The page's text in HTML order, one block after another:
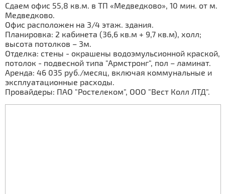
Сдаем офис 55,8 кв.м. в ТП «Медведково», 10 мин. от м.
Медведково.
Офис расположен на 3/4 этаж. здания.
Планировка: 2 кабинета (36,6 кв.м + 9,7 кв.м), холл;
высота потолков – 3м.
Отделка: стены - окрашены водоэмульсионной краской,
потолок - подвесной типа "Армстронг", пол – ламинат.
Аренда: 46 035 руб./месяц, включая коммунальные и
эксплуатационные расходы.
Провайдеры: ПАО "Ростелеком", ООО "Вест Колл ЛТД".